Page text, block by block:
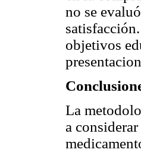
no se
objetivos
La
a